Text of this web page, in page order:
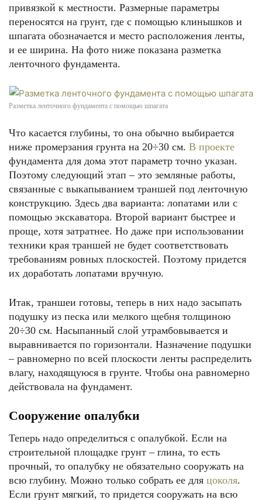
привязкой к местности. Размерные параметры
переносятся на грунт, где с помощью клинышков и
шпагата обозначается и место расположения ленты,
и ее ширина. На фото ниже показана разметка
ленточного фундамента.
Разметка ленточного фундамента с помощью шпагата
Что касается глубины, то она обычно выбирается
ниже промерзания грунта на 20÷30 см. В проекте
фундамента для дома этот параметр точно указан.
Поэтому следующий этап – это земляные работы,
связанные с выкапыванием траншей под ленточную
конструкцию. Здесь два варианта: лопатами или с
помощью экскаватора. Второй вариант быстрее и
проще, хотя затратнее. Но даже при использовании
техники края траншей не будет соответствовать
требованиям ровных плоскостей. Поэтому придется
их доработать лопатами вручную.
Итак, траншеи готовы, теперь в них надо засыпать
подушку из песка или мелкого щебня толщиною
20÷30 см. Насыпанный слой утрамбовывается и
выравнивается по горизонтали. Назначение подушки
– равномерно по всей плоскости ленты распределить
влагу, находящуюся в грунте. Чтобы она равномерно
действовала на фундамент.
Сооружение опалубки
Теперь надо определиться с опалубкой. Если на
строительной площадке грунт – глина, то есть
прочный, то опалубку не обязательно сооружать на
всю глубину. Можно только собрать ее для цоколя.
Если грунт мягкий, то придется сооружать на всю